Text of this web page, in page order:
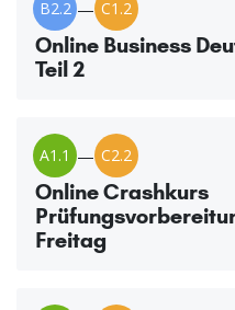
B2.2 — C1.2
Online Business
Teil 2
A1.1 — C2.2
Online Crashkurs
Freitag